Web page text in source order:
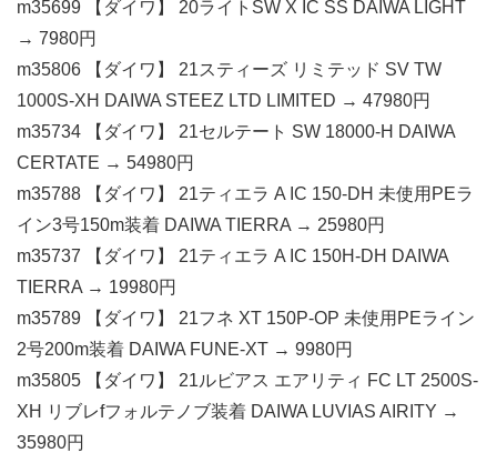
m35699 【ダイワ】 20ライトSW X IC SS DAIWA LIGHT
→ 7980円
m35806 【ダイワ】 21スティーズ リミテッド SV TW
1000S-XH DAIWA STEEZ LTD LIMITED → 47980円
m35734 【ダイワ】 21セルテート SW 18000-H DAIWA
CERTATE → 54980円
m35788 【ダイワ】 21ティエラ A IC 150-DH 未使用PEラ
イン3号150m装着 DAIWA TIERRA → 25980円
m35737 【ダイワ】 21ティエラ A IC 150H-DH DAIWA
TIERRA → 19980円
m35789 【ダイワ】 21フネ XT 150P-OP 未使用PEライン
2号200m装着 DAIWA FUNE-XT → 9980円
m35805 【ダイワ】 21ルビアス エアリティ FC LT 2500S-
XH リブレfフォルテノブ装着 DAIWA LUVIAS AIRITY →
35980円